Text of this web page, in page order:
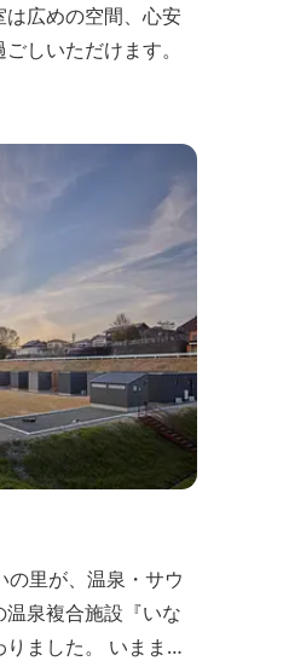
広めの空間、心安
しいただけます。
の里が、温泉・サウ
泉複合施設『いな
。 いままで